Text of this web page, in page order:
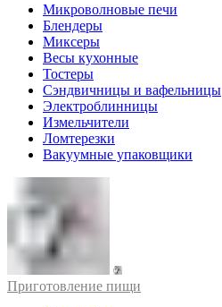
Микроволновые печи
Блендеры
Миксеры
Весы кухонные
Тостеры
Сэндвичницы и вафельницы
Электроблинницы
Измельчители
Ломтерезки
Вакуумные упаковщики
Приготовление пищи